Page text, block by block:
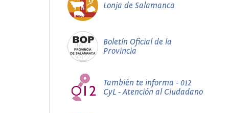
Lonja de Salamanca
Boletín Oficial de la
Provincia
También te informa - 012
CyL - Atención al Ciudadano